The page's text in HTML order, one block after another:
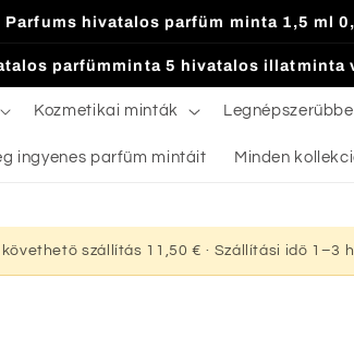
Parfums hivatalos parfüm minta 1,5 ml
parfümminta 5 hivatalos illatminta
Kozmetikai minták
ingyenes parfüm mintáit Minden
szállítás 11,50 € · Szállítási idő 1–3